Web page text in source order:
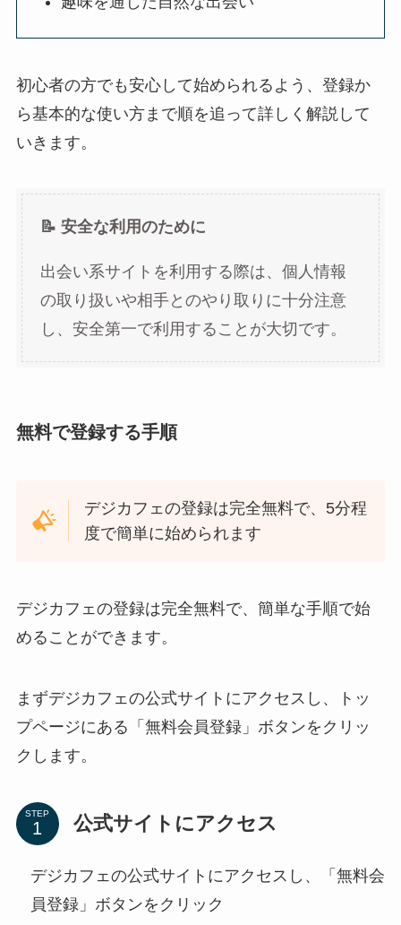
初心者の方でも安心して始められるよう、登録か
ら基本的な使い方まで順を追って詳しく解説して
いきます。
📝 安全な利用のために
出会い系サイトを利用する際は、個人情報
の取り扱いや相手とのやり取りに十分注意
し、安全第一で利用することが大切です。
無料で登録する手順
デジカフェの登録は完全無料で、5分程
度で簡単に始められます
デジカフェの登録は完全無料で、簡単な手順で始
めることができます。
まずデジカフェの公式サイトにアクセスし、トッ
プページにある「無料会員登録」ボタンをクリッ
クします。
STEP 公式サイトにアクセス
デジカフェの公式サイトにアクセスし、「無料会
員登録」ボタンをクリック